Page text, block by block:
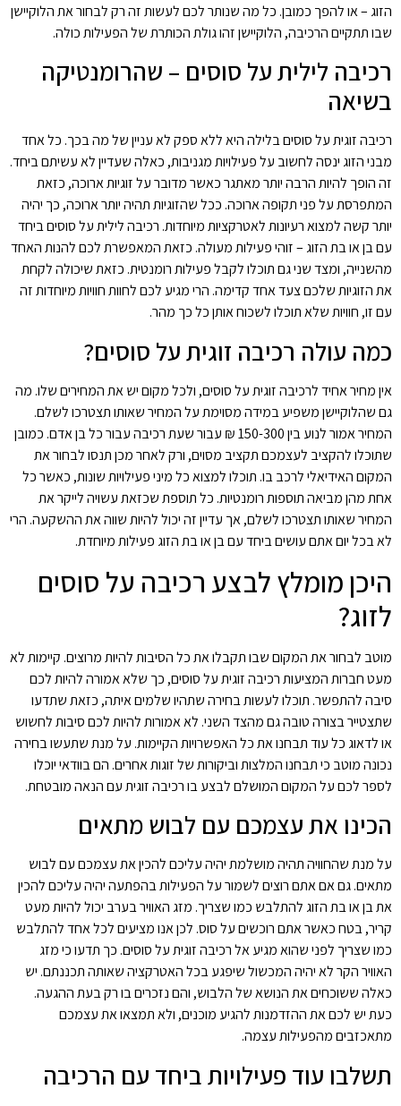
הזוג – או להפך כמובן. כל מה שנותר לכם לעשות זה רק לבחור את הלוקיישן
שבו תתקיים הרכיבה, הלוקיישן זהו גולת הכותרת של הפעילות כולה.
רכיבה לילית על סוסים – שהרומנטיקה
בשיאה
רכיבה זוגית על סוסים בלילה היא ללא ספק לא עניין של מה בכך. כל אחד
מבני הזוג ינסה לחשוב על פעילויות מגניבות, כאלה שעדיין לא עשיתם ביחד.
זה הופך להיות הרבה יותר מאתגר כאשר מדובר על זוגיות ארוכה, כזאת
המתפרסת על פני תקופה ארוכה. ככל שהזוגיות תהיה יותר ארוכה, כך יהיה
יותר קשה למצוא רעיונות לאטרקציות מיוחדות. רכיבה לילית על סוסים ביחד
עם בן או בת הזוג – זוהי פעילות מעולה. כזאת המאפשרת לכם להנות האחד
מהשנייה, ומצד שני גם תוכלו לקבל פעילות רומנטית. כזאת שיכולה לקחת
את הזוגיות שלכם צעד אחד קדימה. הרי מגיע לכם לחוות חוויות מיוחדות זה
עם זו, חוויות שלא תוכלו לשכוח אותן כל כך מהר.
כמה עולה רכיבה זוגית על סוסים?
אין מחיר אחיד לרכיבה זוגית על סוסים, ולכל מקום יש את המחירים שלו. מה
גם שהלוקיישן משפיע במידה מסוימת על המחיר שאותו תצטרכו לשלם.
המחיר אמור לנוע בין 150-300 ₪ עבור שעת רכיבה עבור כל בן אדם. כמובן
שתוכלו להקציב לעצמכם תקציב מסוים, ורק לאחר מכן תנסו לבחור את
המקום האידיאלי לרכב בו. תוכלו למצוא כל מיני פעילויות שונות, כאשר כל
אחת מהן מביאה תוספות רומנטיות. כל תוספת שכזאת עשויה לייקר את
המחיר שאותו תצטרכו לשלם, אך עדיין זה יכול להיות שווה את ההשקעה. הרי
לא בכל יום אתם עושים ביחד עם בן או בת הזוג פעילות מיוחדת.
היכן מומלץ לבצע רכיבה על סוסים
לזוג?
מוטב לבחור את המקום שבו תקבלו את כל הסיבות להיות מרוצים. קיימות לא
מעט חברות המציעות רכיבה זוגית על סוסים, כך שלא אמורה להיות לכם
סיבה להתפשר. תוכלו לעשות בחירה שתהיו שלמים איתה, כזאת שתדעו
שתצטייר בצורה טובה גם מהצד השני. לא אמורות להיות לכם סיבות לחשוש
או לדאוג כל עוד תבחנו את כל האפשרויות הקיימות. על מנת שתעשו בחירה
נכונה מוטב כי תבחנו המלצות וביקורות של זוגות אחרים. הם בוודאי יוכלו
לספר לכם על המקום המושלם לבצע בו רכיבה זוגית עם הנאה מובטחת.
הכינו את עצמכם עם לבוש מתאים
על מנת שהחוויה תהיה מושלמת יהיה עליכם להכין את עצמכם עם לבוש
מתאים. גם אם אתם רוצים לשמור על הפעילות בהפתעה יהיה עליכם להכין
את בן או בת הזוג להתלבש כמו שצריך. מזג האוויר בערב יכול להיות מעט
קריר, בטח כאשר אתם רוכשים על סוס. לכן אנו מציעים לכל אחד להתלבש
כמו שצריך לפני שהוא מגיע אל רכיבה זוגית על סוסים. כך תדעו כי מזג
האוויר הקר לא יהיה המכשול שיפגע בכל האטרקציה שאותה תכננתם. יש
כאלה ששוכחים את הנושא של הלבוש, והם נזכרים בו רק בעת ההגעה.
כעת יש לכם את ההזדמנות להגיע מוכנים, ולא תמצאו את עצמכם
מתאכזבים מהפעילות עצמה.
תשלבו עוד פעילויות ביחד עם הרכיבה